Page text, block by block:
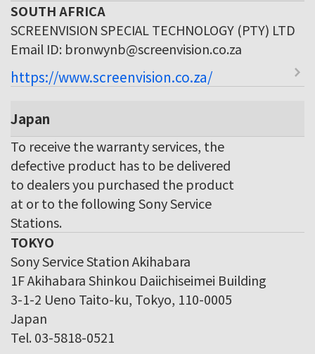
SOUTH AFRICA
SCREENVISION SPECIAL TECHNOLOGY (PTY) LTD
Email ID: bronwynb@screenvision.co.za
https://www.screenvision.co.za/
Japan
To receive the warranty services, the
defective product has to be delivered
to dealers you purchased the product
at or to the following Sony Service
Stations.
TOKYO
Sony Service Station Akihabara
1F Akihabara Shinkou Daiichiseimei Building
3-1-2 Ueno Taito-ku, Tokyo, 110-0005
Japan
Tel. 03-5818-0521